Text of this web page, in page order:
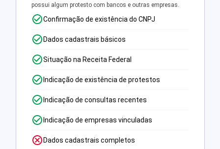
possui algum protesto com bancos e outras empresas.
Confirmação de existência do CNPJ
Dados cadastrais básicos
Situação na Receita Federal
Indicação de existência de protestos
Indicação de consultas recentes
Indicação de empresas vinculadas
Dados cadastrais completos